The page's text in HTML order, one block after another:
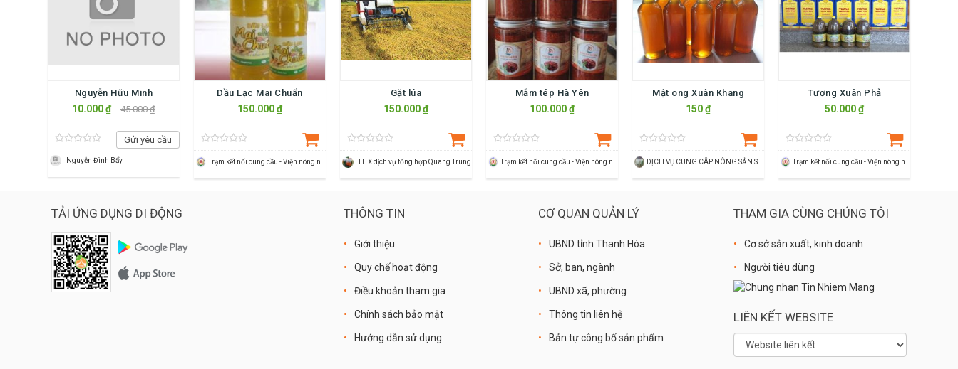
Nguyễn Hữu Minh
10.000 ₫ 45.000 ₫
Gửi yêu cầu
Nguyễn Đình Bẩy
Dầu Lạc Mai Chuẩn
150.000 ₫
Gặt lúa
150.000 ₫
HTX dịch vụ tổng hợp Quang Trung
Mắm tép Hà Yên
100.000 ₫
Mật ong Xuân Khang
150 ₫
DỊCH VỤ CUNG CÂP NÔNG SẢN SẠCH LÊ PHƯƠNG
Tương Xuân Phả
50.000 ₫
TẢI ỨNG DỤNG DI ĐỘNG THÔNG TIN
Giới thiệu
Quy chế hoạt động
Điều khoản tham gia
Chính sách bảo mật
Hướng dẫn sử dụng
CƠ QUAN QUẢN LÝ
UBND tỉnh Thanh Hóa
Sở, ban, ngành
UBND xã, phường
Thông tin liên hệ
Bản tự công bố sản phẩm
THAM GIA CÙNG CHÚNG TÔI
Cơ sở sản xuất, kinh doanh
Người tiêu dùng
LIÊN KẾT WEBSITE